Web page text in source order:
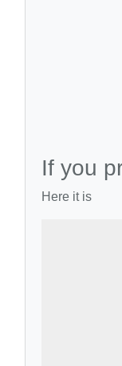
If you
Here it is